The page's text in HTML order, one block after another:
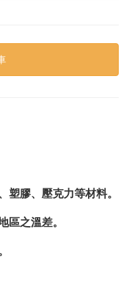
們
塑膠、壓克力等材料。
區之溫差。